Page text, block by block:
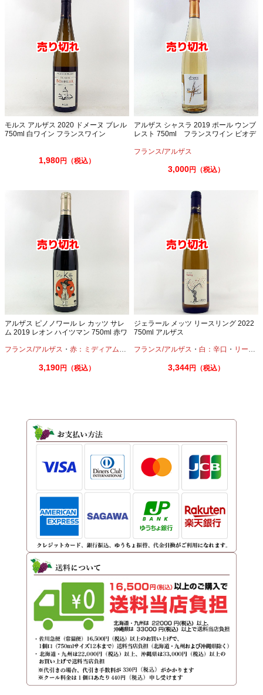
モルス アルザス 2020 ドメーヌ ブレル
750ml 白ワイン フランスワイン
1,980円（税込）
アルザス シャスラ 2019 ポール ウンブ
レスト 750ml フランスワイン ビオデ
フランス/アルザス
3,000円（税込）
アルザス ピノノワール レ カッツ サレ
ム 2019 レオン ハイツマン 750ml 赤ワ
フランス/アルザス ・ 赤：ミディアムボディ ・ ピノノワール
3,190円（税込）
ジェラール メッツ リースリング 2022
750ml アルザス
フランス/アルザス ・ 白：辛口 ・ リースリング
3,344円（税込）